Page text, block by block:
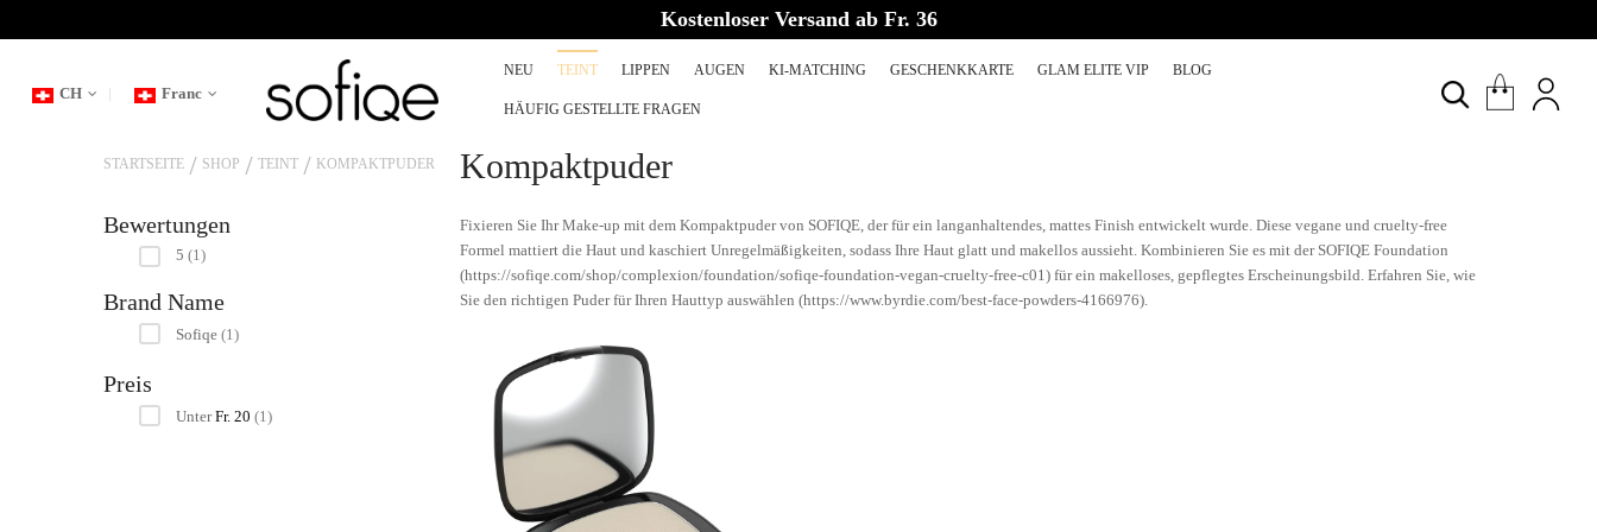
Kostenloser Versand ab Fr. 36
CH Franc
NEU TEINT LIPPEN AUGEN KI-MATCHING GESCHENKKARTE GLAM ELITE VIP BLOG
HÄUFIG GESTELLTE FRAGEN
STARTSEITE SHOP TEINT KOMPAKTPUDER Kompaktpuder
Fixieren Sie Ihr Make-up mit dem Kompaktpuder von SOFIQE, der für ein langanhaltendes, mattes Finish entwickelt wurde. Diese vegane und cruelty-free
Formel mattiert die Haut und kaschiert Unregelmäßigkeiten, sodass Ihre Haut glatt und makellos aussieht. Kombinieren Sie es mit der SOFIQE Foundation
(https://sofiqe.com/shop/complexion/foundation/sofiqe-foundation-vegan-cruelty-free-c01) für ein makelloses, gepflegtes Erscheinungsbild. Erfahren Sie, wie
Sie den richtigen Puder für Ihren Hauttyp auswählen (https://www.byrdie.com/best-face-powders-4166976).
Bewertungen
5 1Artikel
Brand Name
Sofiqe 1Artikel
Preis
UnterFr. 20 1Artikel